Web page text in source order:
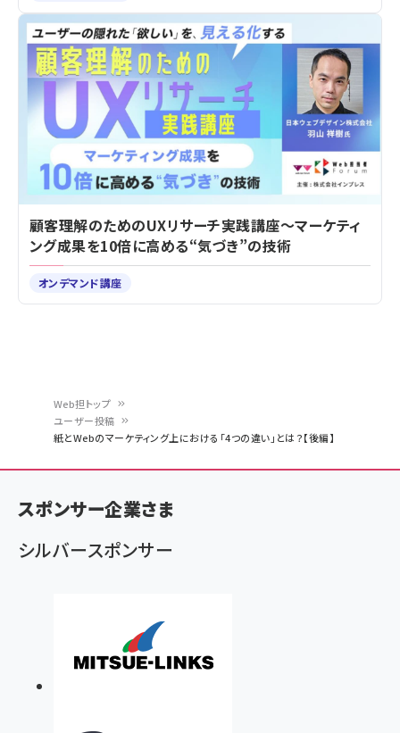
ン
く
ず
Web担トップ
ユーザー投稿
紙とWebのマーケティング上における「4つの違い」とは？【後編】
顧客理解のためのUXリサーチ実践講座～マーケティ
ング成果を10倍に高める“気づき”の技術
オンデマンド講座
スポンサー企業さま
シルバースポンサー